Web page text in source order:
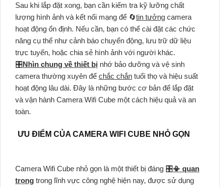
Sau khi lắp đặt xong, bạn cần kiểm tra kỹ lưỡng chất
lượng hình ảnh và kết nối mạng để 🔄tin tưởng camera
hoạt động ổn định. Nếu cần, bạn có thể cài đặt các chức
năng cụ thể như cảnh báo chuyển động, lưu trữ dữ liệu
trực tuyến, hoặc chia sẻ hình ảnh với người khác.
🎛Nhìn chung về thiết bị nhớ bảo dưỡng và vệ sinh
camera thường xuyên để chắc chắn tuổi thọ và hiệu suất
hoạt động lâu dài. Đây là những bước cơ bản để lắp đặt
và vận hành Camera Wifi Cube một cách hiệu quả và an
toàn.
ƯU ĐIỂM CỦA CAMERA WIFI CUBE NHỎ GỌN
Camera Wifi Cube nhỏ gọn là một thiết bị đáng 🎛📳 quan
trọng trong lĩnh vực công nghệ hiện nay, được sử dụng